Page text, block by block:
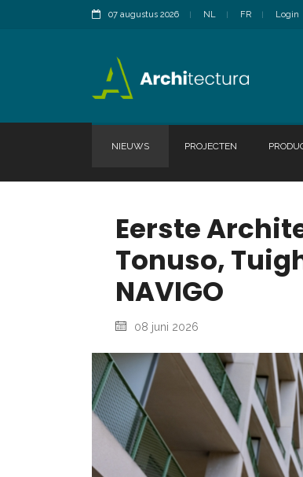
07 augustus 2026 NL FR Login
NIEUWS PROJECTEN
Eerste
Tonuso,
NAVIGO
08 juni 2026